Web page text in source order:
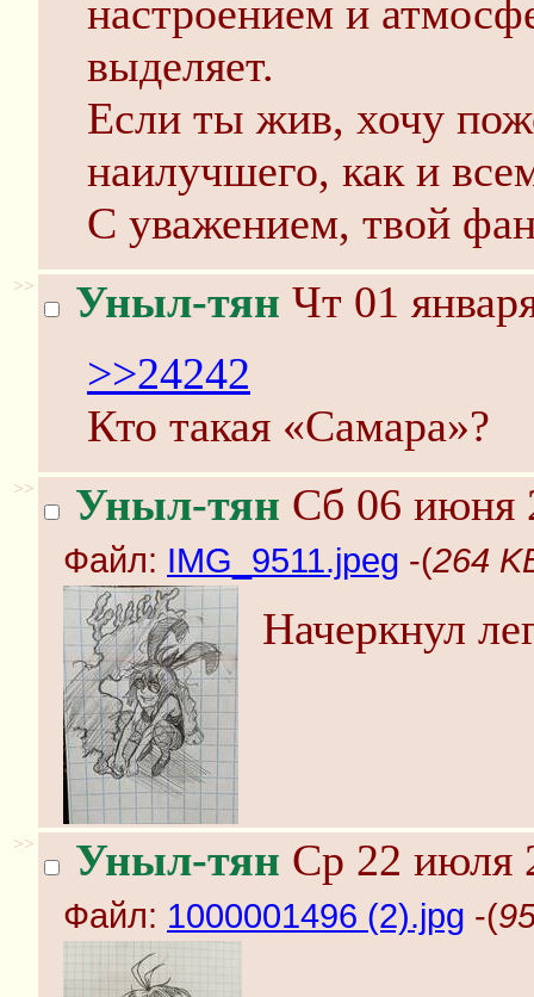
настроением и
выделяет.
Если ты жив, хочу
наилучшего, как и
С уважением, твой
>> Уныл-тян Чт 01
>>24242
Кто такая «Самара»?
>> Уныл-тян Сб 06 июня
Файл: IMG_9511.jpeg -(264
Начеркнул
>> Уныл-тян Ср 22 июля
Файл: 1000001496 (2).jpg -(